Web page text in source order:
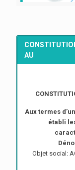
AU
Aux termes
établi
Objet social: